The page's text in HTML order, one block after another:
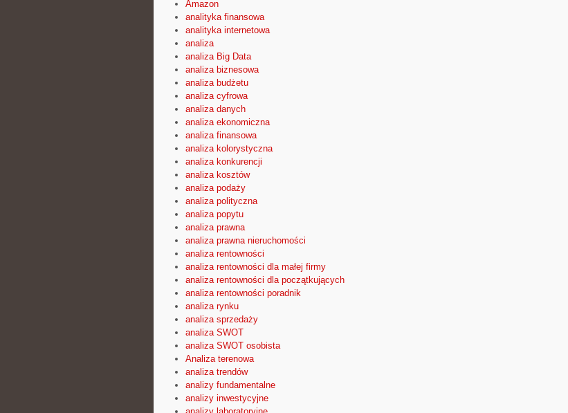
Amazon
analityka finansowa
analityka internetowa
analiza
analiza Big Data
analiza biznesowa
analiza budżetu
analiza cyfrowa
analiza danych
analiza ekonomiczna
analiza finansowa
analiza kolorystyczna
analiza konkurencji
analiza kosztów
analiza podaży
analiza polityczna
analiza popytu
analiza prawna
analiza prawna nieruchomości
analiza rentowności
analiza rentowności dla małej firmy
analiza rentowności dla początkujących
analiza rentowności poradnik
analiza rynku
analiza sprzedaży
analiza SWOT
analiza SWOT osobista
Analiza terenowa
analiza trendów
analizy fundamentalne
analizy inwestycyjne